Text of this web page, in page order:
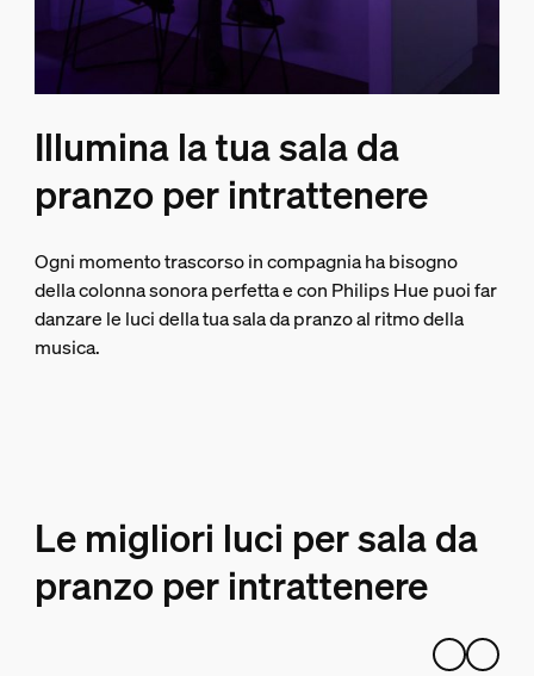
Illumina la tua sala da
pranzo per intrattenere
Ogni momento trascorso in compagnia ha bisogno
della colonna sonora perfetta e con Philips Hue puoi far
danzare le luci della tua sala da pranzo al ritmo della
musica.
Le migliori luci per sala da
pranzo per intrattenere